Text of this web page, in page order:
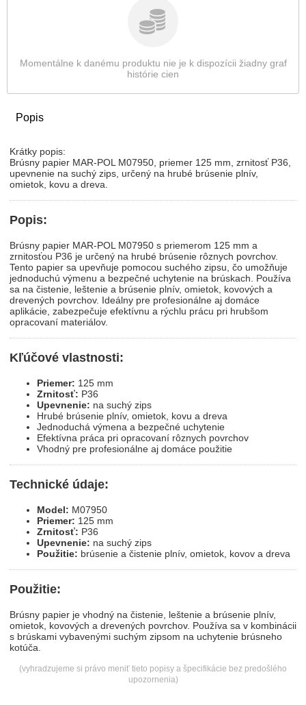
Momentálne k danému produktu nie je k dispozícii žiadny graf
histórie cien
Popis
Krátky popis:
Brúsny papier MAR-POL M07950, priemer 125 mm, zrnitosť P36,
upevnenie na suchý zips, určený na hrubé brúsenie plnív,
omietok, kovu a dreva.
Popis:
Brúsny papier MAR-POL M07950 s priemerom 125 mm a
zrnitosťou P36 je určený na hrubé brúsenie rôznych povrchov.
Tento papier sa upevňuje pomocou suchého zipsu, čo umožňuje
jednoduchú výmenu a bezpečné uchytenie na brúskach. Používa
sa na čistenie, leštenie a brúsenie plnív, omietok, kovových a
drevených povrchov. Ideálny pre profesionálne aj domáce
aplikácie, zabezpečuje efektívnu a rýchlu prácu pri hrubšom
opracovaní materiálov.
Kľúčové vlastnosti:
Priemer: 125 mm
Zrnitosť: P36
Upevnenie: na suchý zips
Hrubé brúsenie plnív, omietok, kovu a dreva
Jednoduchá výmena a bezpečné uchytenie
Efektívna práca pri opracovaní rôznych povrchov
Vhodný pre profesionálne aj domáce použitie
Technické údaje:
Model: M07950
Priemer: 125 mm
Zrnitosť: P36
Upevnenie: na suchý zips
Použitie: brúsenie a čistenie plnív, omietok, kovov a dreva
Použitie:
Brúsny papier je vhodný na čistenie, leštenie a brúsenie plnív,
omietok, kovových a drevených povrchov. Používa sa v kombinácii
s brúskami vybavenými suchým zipsom na uchytenie brúsneho
kotúča.
(vyhradzujeme si právo meniť tieto popisy a špecifikácie bez predošlého
upozornenia)